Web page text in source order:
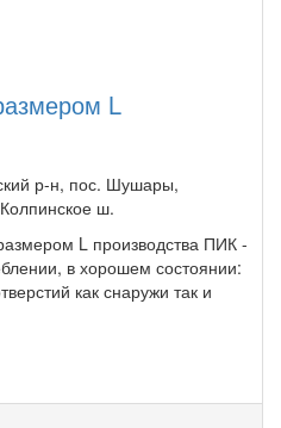
L
р-н, пос. Шушары,
ш.
L производства ПИК -
в хорошем состоянии:
как снаружи так и